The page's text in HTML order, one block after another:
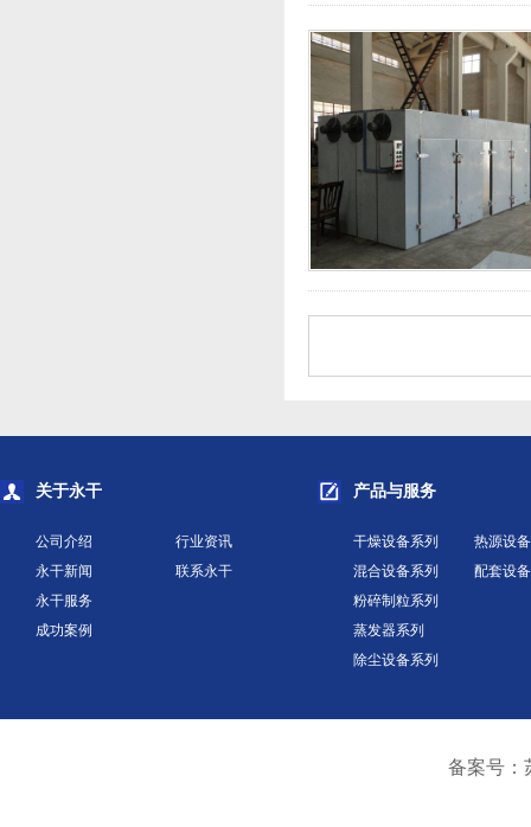
关于永干
公司介绍
永干新闻
永干服务
成功案例
行业资讯
联系永干
产品与服务
干燥设备系列
混合设备系列
粉碎制粒系列
蒸发器系列
除尘设备系列
热源设
配套设
备案号：